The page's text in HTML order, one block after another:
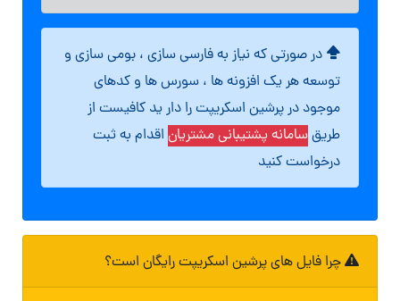
در صورتی که نیاز به فارسی سازی ، بومی سازی و
توسعه هر یک افزونه ها ، سورس ها و کدهای
موجود در پرشین اسکریپت را دار ید کافیست از
طریقسامانه پشتیبانی مشتریان اقدام به ثبت
درخواست کنید
چرا فایل های پرشین اسکریپت رایگان است؟